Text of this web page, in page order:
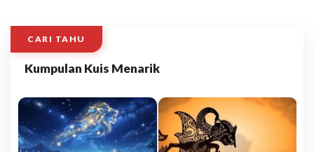
CARI TAHU
Kumpulan Kuis Menarik